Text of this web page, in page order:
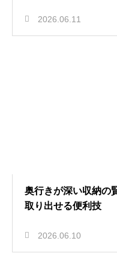
2026.06.11
奥行きが深い収納の
取り出せる便利技
2026.06.10